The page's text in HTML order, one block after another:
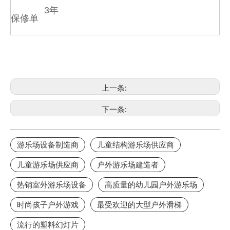
保修单
3年
上一条:
下一条:
游乐场设备制造商 儿童结构游乐场供应商
儿童游乐场供应商 户外游乐场建造者
热销室外游乐场设备 高质量的幼儿园户外游乐场
时尚孩子户外游戏 最受欢迎的大型户外滑梯
流行的塑料幻灯片